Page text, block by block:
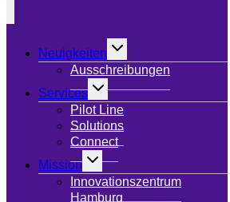
Neuigkeiten
Untermenü
Ausschreibungen
Services
Untermenü
Pilot Line
Solutions
Connect
Mission
Untermenü
Innovationszentrum
Hamburg